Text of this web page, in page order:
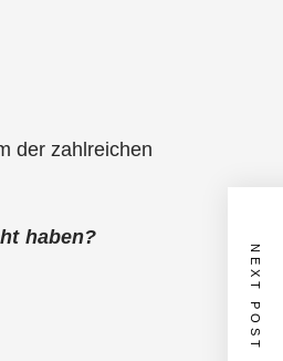
der zahlreichen
haben?
NEXT POST